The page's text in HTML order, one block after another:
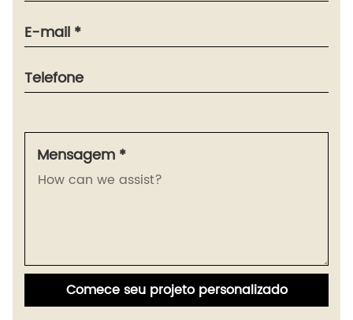
E-mail *
Telefone
Mensagem *
Comece seu projeto personalizado